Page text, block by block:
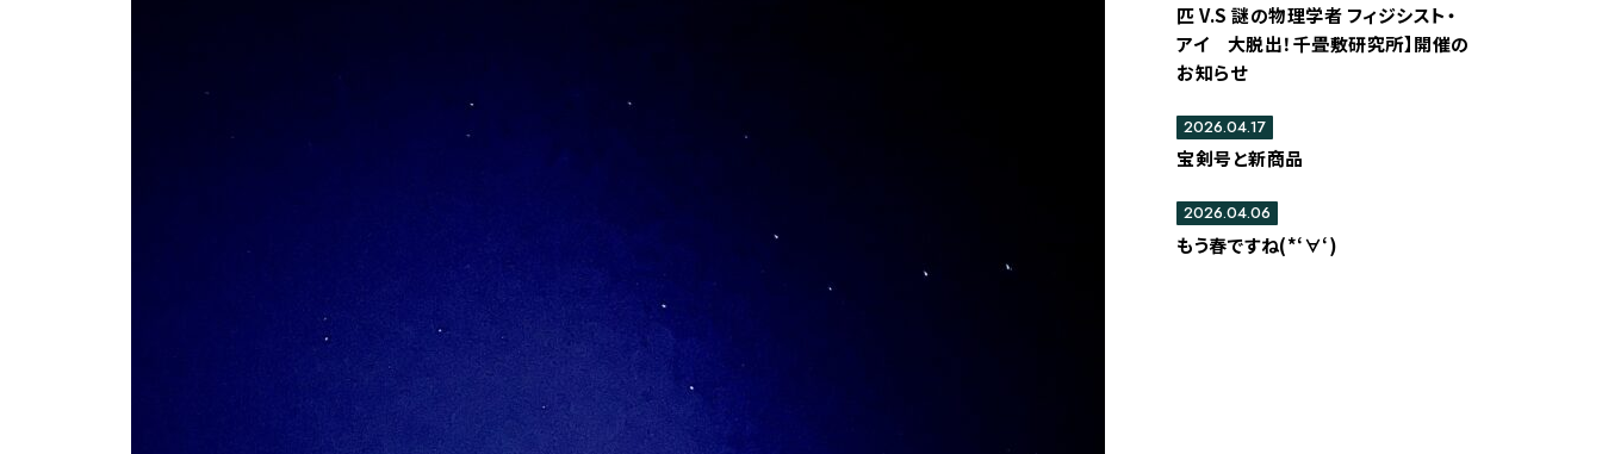
匹 V.S 謎の物理学者 フィジシスト・
アイ 大脱出！千畳敷研究所】開催の
お知らせ
宝剣号と新商品
2026.04.17
もう春ですね(*‘∀‘)
2026.04.06